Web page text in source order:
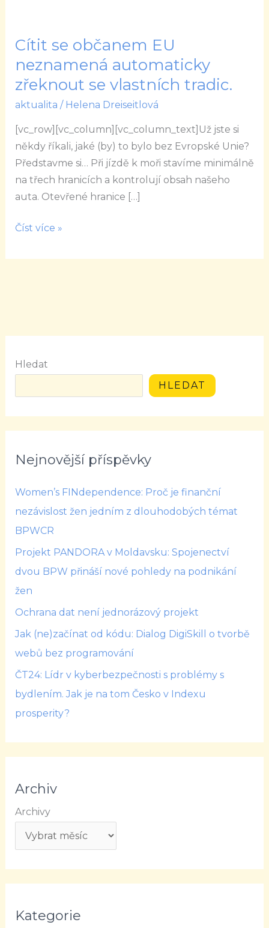
Cítit se občanem EU
neznamená automaticky
zřeknout se vlastních tradic.
aktualita / Helena Dreiseitlová
[vc_row][vc_column][vc_column_text]Už jste si
někdy říkali, jaké (by) to bylo bez Evropské Unie?
Představme si… Při jízdě k moři stavíme minimálně
na třech hranicích a kontrolují obsah našeho
auta. Otevřené hranice […]
Cítit
se
občanem
EU
neznamená
automaticky
zřeknout
se
vlastních
tradic.
Číst více »
Hledat
HLEDAT
Nejnovější příspěvky
Women’s FINdependence: Proč je finanční
nezávislost žen jedním z dlouhodobých témat
BPWCR
Projekt PANDORA v Moldavsku: Spojenectví
dvou BPW přináší nové pohledy na podnikání
žen
Ochrana dat není jednorázový projekt
Jak (ne)začínat od kódu: Dialog DigiSkill o tvorbě
webů bez programování
ČT24: Lídr v kyberbezpečnosti s problémy s
bydlením. Jak je na tom Česko v Indexu
prosperity?
Archiv
Archivy
Kategorie